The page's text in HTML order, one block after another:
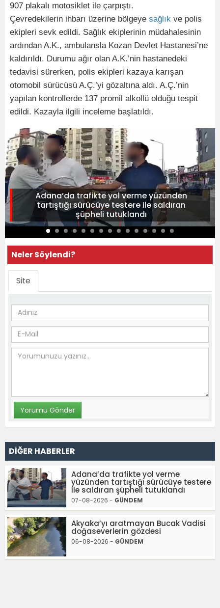
907 plakalı motosiklet ile çarpıştı.
Çevredekilerin ihbarı üzerine bölgeye sağlık ve polis
ekipleri sevk edildi. Sağlık ekiplerinin müdahalesinin
ardından A.K., ambulansla Kozan Devlet Hastanesi’ne
kaldırıldı. Durumu ağır olan A.K.’nin hastanedeki
tedavisi sürerken, polis ekipleri kazaya karışan
otomobil sürücüsü A.Ç.’yi gözaltına aldı. A.Ç.’nin
yapılan kontrollerde 137 promil alkollü olduğu tespit
edildi. Kazayla ilgili inceleme başlatıldı.
Adana’da trafikte yol verme yüzünden
tartıştığı sürücüye testere ile saldıran
şüpheli tutuklandı
Neler Söylendi?
Site
DİĞER HABERLER
Adana’da trafikte yol verme
yüzünden tartıştığı sürücüye testere
ile saldıran şüpheli tutuklandı
07-08-2026 - GÜNDEM
Akyaka’yı aratmayan Bucak Vadisi
doğaseverlerin gözdesi
06-08-2026 - GÜNDEM